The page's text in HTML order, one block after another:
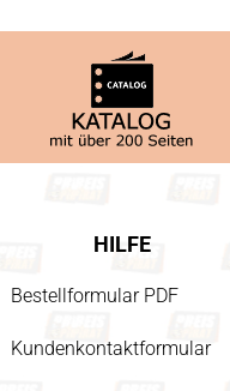
HILFE
Bestellformular PDF
Kundenkontaktformular